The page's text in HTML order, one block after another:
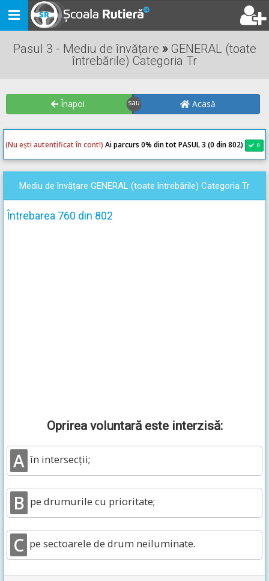
Toggle
navigation
Pasul 3 - Mediu de învățare »GENERAL (toate
întrebările) Categoria Tr
Înapoi Acasă
(Nu ești autentificat în cont!) Ai parcurs 0% din tot PASUL 3 (0 din 802) 0
Mediu de învățare GENERAL (toate întrebările) Categoria Tr
Întrebarea 760 din 802
Oprirea voluntară este interzisă:
A în intersecții;
B pe drumurile cu prioritate;
C pe sectoarele de drum neiluminate.